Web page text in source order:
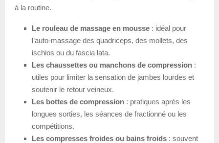
à la routine.
Le rouleau de massage en mousse : idéal pour
l’auto-massage des quadriceps, des mollets, des
ischios ou du fascia lata.
Les chaussettes ou manchons de compression :
utiles pour limiter la sensation de jambes lourdes et
soutenir le retour veineux.
Les bottes de compression : pratiques après les
longues sorties, les séances de fractionné ou les
compétitions.
Les compresses froides ou bains froids : souvent